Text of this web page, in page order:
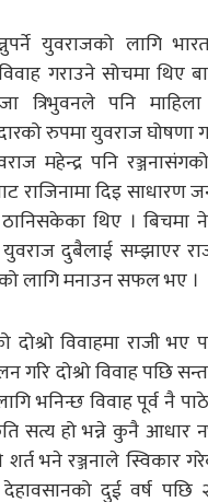
युवराजको लागि
गराउने सोचमा थिए
त्रिभुवनले पनि
रुपमा युवराज घोषणा
महेन्द्र पनि
राजिनामा दिइ साधारण
थिए । बिचमा
दुबैलाई सम्झाएर
लागि मनाउन सफल भए ।
दोश्रो विवाहमा राजी
दोश्रो विवाह पछि
भनिन्छ विवाह पूर्व नै
सत्य हो भन्ने कुनै आधार
भने रञ्जनाले स्विकार
देहावसानको दुई वर्ष